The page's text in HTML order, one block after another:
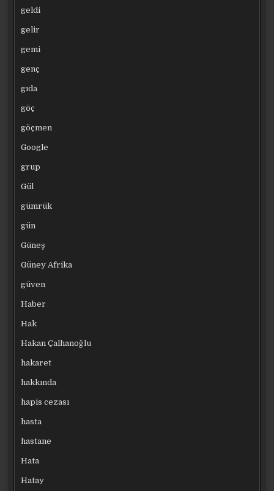
geldi
gelir
gemi
genç
gıda
göç
göçmen
Google
grup
Gül
gümrük
gün
Güneş
Güney Afrika
güven
Haber
Hak
Hakan Çalhanoğlu
hakaret
hakkında
hapis cezası
hasta
hastane
Hata
Hatay